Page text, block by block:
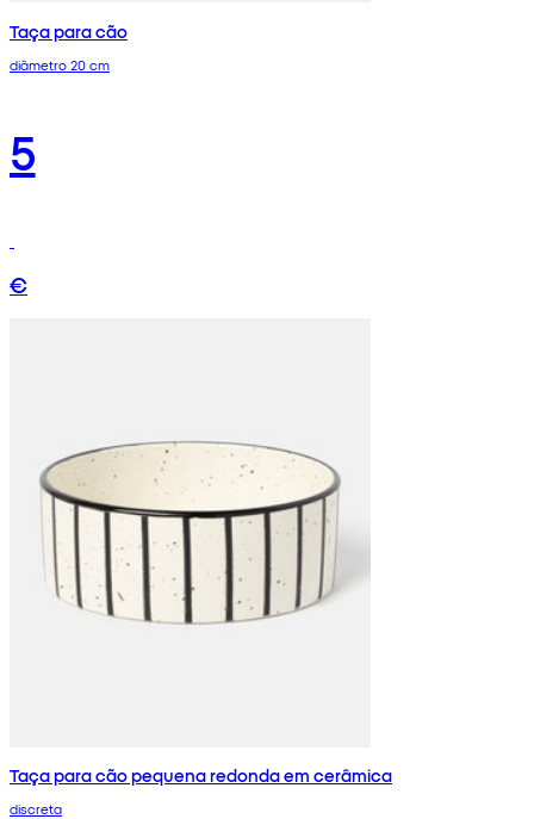
Taça para cão
diâmetro 20 cm
5
€
Taça para cão pequena redonda em cerâmica
discreta